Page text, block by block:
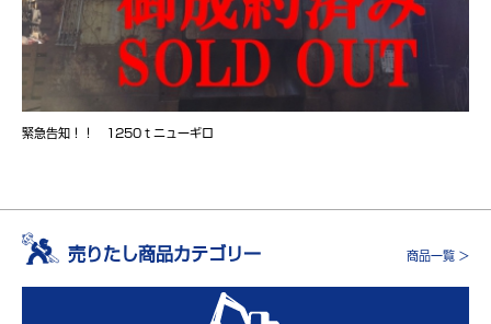
緊急告知！！ 1250ｔニューギロ
売りたし商品カテゴリー 商品一覧 >